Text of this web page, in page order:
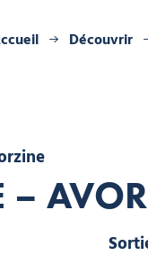
Découvrir
–